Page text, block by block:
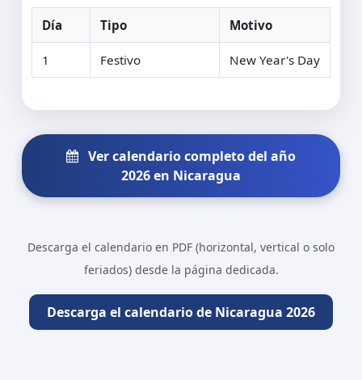
Día Tipo Motivo
1 Festivo New Year's Day
Ver calendario completo del año
2026 en Nicaragua
Descarga el calendario en PDF (horizontal, vertical o solo
feriados) desde la página dedicada.
Descarga el calendario de Nicaragua 2026